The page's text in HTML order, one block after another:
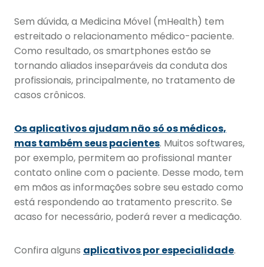
Sem dúvida, a Medicina Móvel (mHealth) tem
estreitado o relacionamento médico-paciente.
Como resultado, os smartphones estão se
tornando aliados inseparáveis da conduta dos
profissionais, principalmente, no tratamento de
casos crônicos.
Os aplicativos ajudam não só os médicos,
mas também seus pacientes. Muitos softwares,
por exemplo, permitem ao profissional manter
contato online com o paciente. Desse modo, tem
em mãos as informações sobre seu estado como
está respondendo ao tratamento prescrito. Se
acaso for necessário, poderá rever a medicação.
Confira alguns aplicativos por especialidade.